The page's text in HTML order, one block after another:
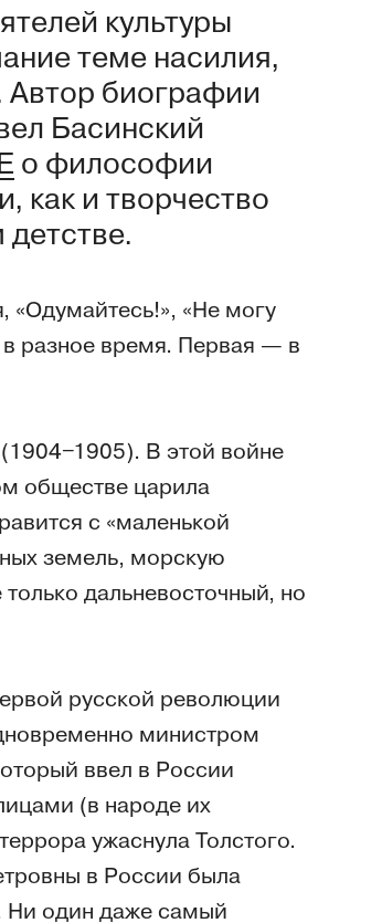
культуры
теме насилия,
Автор биографии
Басинский
о философии
как и творчество
«Одумайтесь!», «Не могу
разное время. Первая — в
В этой войне
обществе царила
с «маленькой
земель, морскую
дальневосточный, но
русской революции
министром
ввел в России
(в народе их
ужаснула Толстого.
в России была
Ни один даже самый